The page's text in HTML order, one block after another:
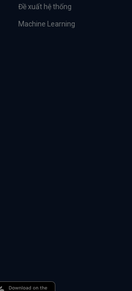
Đề xuất hệ thống
Machine Learning